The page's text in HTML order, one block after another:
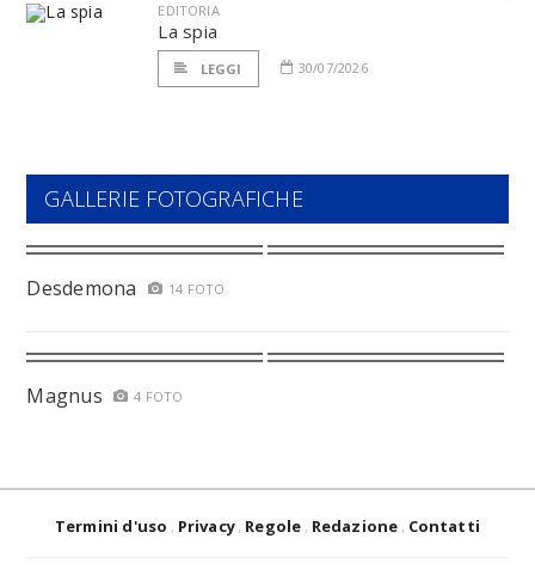
EDITORIA
La spia
LEGGI 30/07/2026
GALLERIE FOTOGRAFICHE
Desdemona 14 FOTO
Magnus 4 FOTO
Termini d'uso Privacy Regole Redazione Contatti